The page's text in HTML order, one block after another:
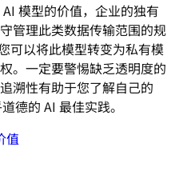
模型的价值，企业的独有
管理此类数据传输范围的规
可以将此模型转变为私有模
。一定要警惕缺乏透明度的
溯性有助于您了解自己的
德的 AI 最佳实践。
值